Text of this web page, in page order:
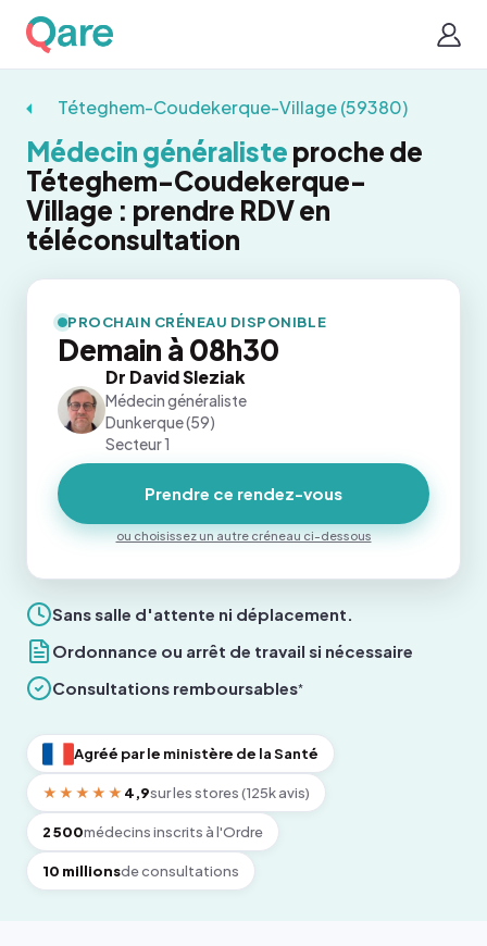
Téteghem-Coudekerque-Village (59380)
Médecin généraliste proche de
Téteghem-Coudekerque-
Village : prendre RDV en
téléconsultation
Sans salle d'attente ni déplacement.
Ordonnance ou arrêt de travail si nécessaire
Consultations remboursables*
Agréé par le ministère de la Santé
★★★★★ 4,9sur les stores (125k avis)
2 500médecins inscrits à l'Ordre
10 millionsde consultations
PROCHAIN CRÉNEAU DISPONIBLE
Demain à 08h30
Dr David Sleziak
Médecin généraliste
Dunkerque (59)
Secteur 1
Prendre ce rendez-vous
ou choisissez un autre créneau ci-dessous